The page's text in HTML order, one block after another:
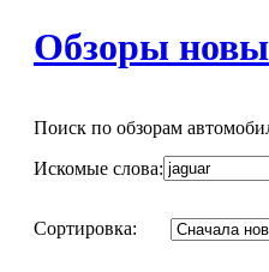
Обзоры
Поиск по обзорам
Искомые слова:
Сортировка: